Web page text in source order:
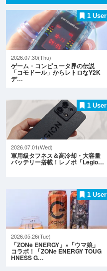
1 User
2026.07.30(Thu)
ゲーム・コンピュータ界の伝説
「コモドール」からレトロなY2K
デ…
1 User
2026.07.01(Wed)
軍用級タフネス＆高冷却・大容量
バッテリー搭載！レノボ「Legio…
1 User
2026.05.26(Tue)
「ZONe ENERGY」×「ウマ娘」
コラボ！「ZONe ENERGY TOUG
HNESS G…